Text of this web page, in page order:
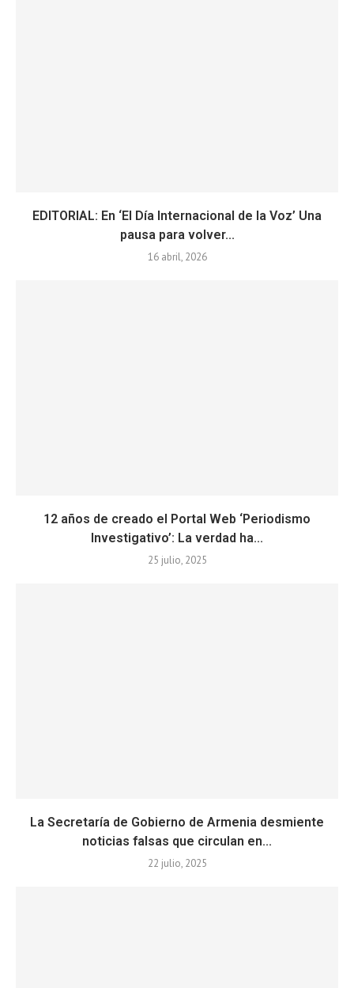
EDITORIAL: En ‘El Día Internacional de la Voz’ Una
pausa para volver...
16 abril, 2026
12 años de creado el Portal Web ‘Periodismo
Investigativo’: La verdad ha...
25 julio, 2025
La Secretaría de Gobierno de Armenia desmiente
noticias falsas que circulan en...
22 julio, 2025